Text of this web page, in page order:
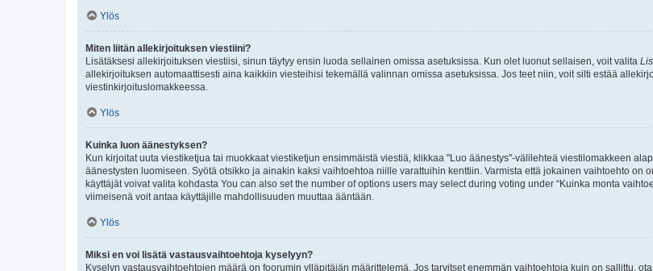
Ylös
Miten liitän allekirjoituksen viestiini?
Lisätäksesi allekirjoituksen viestiisi, sinun täytyy ensin luoda sellainen omissa asetuksissa. Kun olet luonut sellaisen, voit valita
allekirjoituksen automaattisesti aina kaikkiin viesteihisi tekemällä valinnan omissa asetuksissa. Jos teet niin, voit silti estää
viestinkirjoituslomakkeessa.
Ylös
Kuinka luon äänestyksen?
Kun kirjoitat uuta viestiketjua tai muokkaat viestiketjun ensimmäistä viestiä, klikkaa "Luo äänestys"-välilehteä viestilomakkeen
äänestysten luomiseen. Syötä otsikko ja ainakin kaksi vaihtoehtoa niille varattuihin kenttiin. Varmista että jokainen vaihtoehto on
käyttäjät voivat valita kohdasta You can also set the number of options users may select during voting under “Kuinka monta
viimeisenä voit antaa käyttäjille mahdollisuuden muuttaa ääntään.
Ylös
Miksi en voi lisätä vastausvaihtoehtoja kyselyyn?
Kyselyn vastausvaihtoehtojen määrä on foorumin ylläpitäjän määrittelemä. Jos tarvitset enemmän vaihtoehtoja kuin on sallittu,